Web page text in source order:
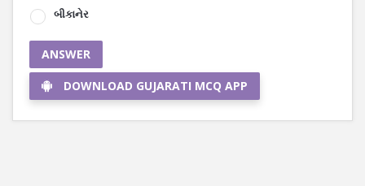
બીકાનેર
ANSWER
DOWNLOAD GUJARATI MCQ APP